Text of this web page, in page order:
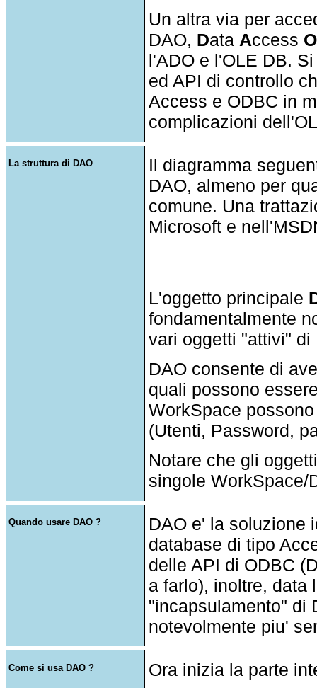
Un altra via per
DAO, Data Access O
l'ADO e l'OLE DB.
ed API di controllo
Access e ODBC in
complicazioni
La struttura di DAO
Il diagramma
DAO, almeno per
comune. Una
Microsoft e
L'oggetto principale
fondamentalmente
vari oggetti "attivi"
DAO consente di
quali possono
WorkSpace
(Utenti, Password,
Notare che gli
singole WorkSpace/
Quando usare DAO ?
DAO e' la soluzione
database di tipo
delle API di ODBC
a farlo), inoltre, data
"incapsulamento" di
notevolmente piu'
Come si usa DAO ?
Ora inizia la parte